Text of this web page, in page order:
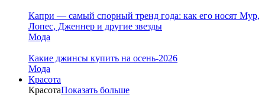
Капри — самый спорный тренд года: как его носят Мур,
Лопес, Дженнер и другие звезды
Мода
Какие джинсы купить на осень-2026
Мода
Красота
КрасотаПоказать больше